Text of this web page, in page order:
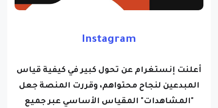
Instagram
أعلنت إنستغرام عن تحول كبير في كيفية قياس
المبدعين لنجاح محتواهم، وقررت المنصة جعل
"المشاهدات" المقياس الأساسي عبر جميع